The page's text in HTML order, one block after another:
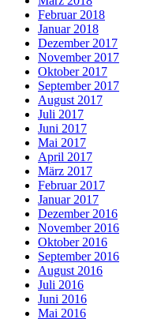
Februar 2018
Januar 2018
Dezember 2017
November 2017
Oktober 2017
September 2017
August 2017
Juli 2017
Juni 2017
Mai 2017
April 2017
März 2017
Februar 2017
Januar 2017
Dezember 2016
November 2016
Oktober 2016
September 2016
August 2016
Juli 2016
Juni 2016
Mai 2016